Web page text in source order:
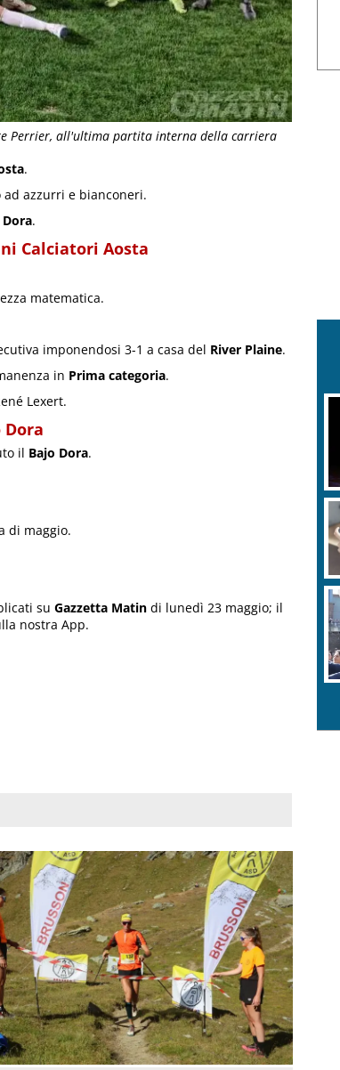
Perrier, all'ultima partita interna della carriera
.
azzurri e bianconeri.
Dora.
Calciatori Aosta
matematica.
imponendosi 3-1 a casa del River Plaine.
in Prima categoria.
Lexert.
il Bajo Dora.
di maggio.
su Gazzetta Matin di lunedì 23 maggio; il
nostra App.